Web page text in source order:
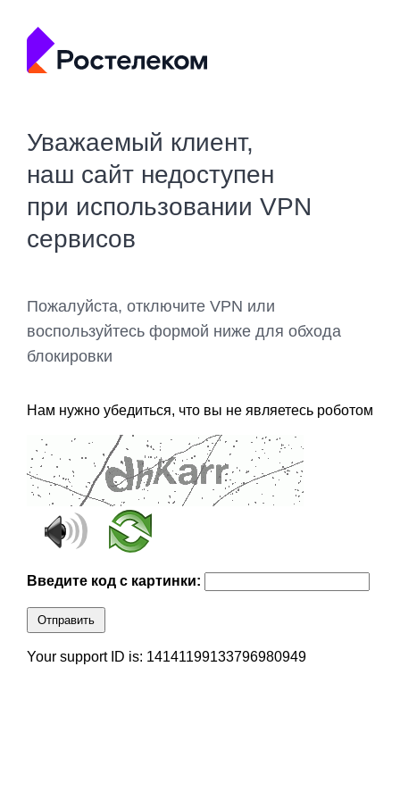
Уважаемый клиент,
наш сайт недоступен
при использовании VPN
сервисов
Пожалуйста, отключите VPN или
воспользуйтесь формой ниже для обхода
блокировки
Нам нужно убедиться, что вы не являетесь роботом
Введите код с картинки:
Отправить
Your support ID is: 14141199133796980949